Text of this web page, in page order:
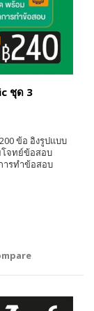
ชุด 3
ข้อ อิงรูปแบบ
โจทย์ข้อสอบ
ารทำข้อสอบ